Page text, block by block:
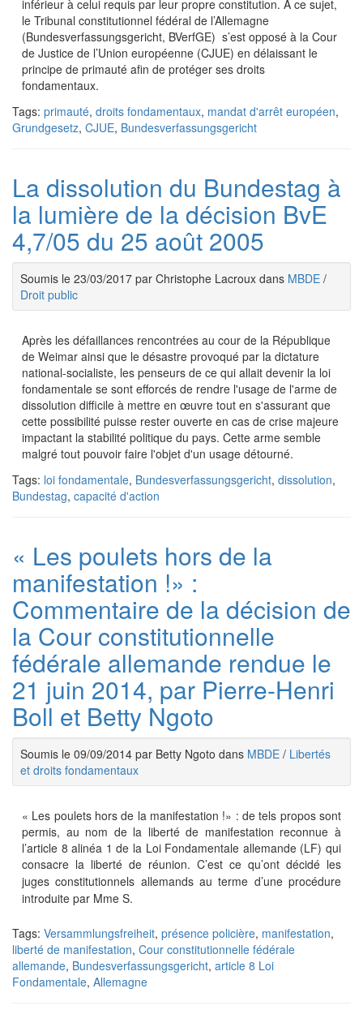
inférieur à celui requis par leur propre constitution. A ce sujet,
le Tribunal constitutionnel fédéral de l’Allemagne
(Bundesverfassungsgericht, BVerfGE) s’est opposé à la Cour
de Justice de l’Union européenne (CJUE) en délaissant le
principe de primauté afin de protéger ses droits
fondamentaux.
Tags: primauté, droits fondamentaux, mandat d'arrêt européen,
Grundgesetz, CJUE, Bundesverfassungsgericht
La dissolution du Bundestag à
la lumière de la décision BvE
4,7/05 du 25 août 2005
Soumis le 23/03/2017 par Christophe Lacroux dans MBDE /
Droit public
Après les défaillances rencontrées au cour de la République
de Weimar ainsi que le désastre provoqué par la dictature
national-socialiste, les penseurs de ce qui allait devenir la loi
fondamentale se sont efforcés de rendre l'usage de l'arme de
dissolution difficile à mettre en œuvre tout en s'assurant que
cette possibilité puisse rester ouverte en cas de crise majeure
impactant la stabilité politique du pays. Cette arme semble
malgré tout pouvoir faire l'objet d'un usage détourné.
Tags: loi fondamentale, Bundesverfassungsgericht, dissolution,
Bundestag, capacité d'action
« Les poulets hors de la
manifestation !» :
Commentaire de la décision de
la Cour constitutionnelle
fédérale allemande rendue le
21 juin 2014, par Pierre-Henri
Boll et Betty Ngoto
Soumis le 09/09/2014 par Betty Ngoto dans MBDE / Libertés
et droits fondamentaux
« Les poulets hors de la manifestation !» : de tels propos sont
permis, au nom de la liberté de manifestation reconnue à
l’article 8 alinéa 1 de la Loi Fondamentale allemande (LF) qui
consacre la liberté de réunion. C’est ce qu’ont décidé les
juges constitutionnels allemands au terme d’une procédure
introduite par Mme S.
Tags: Versammlungsfreiheit, présence policière, manifestation,
liberté de manifestation, Cour constitutionnelle fédérale
allemande, Bundesverfassungsgericht, article 8 Loi
Fondamentale, Allemagne